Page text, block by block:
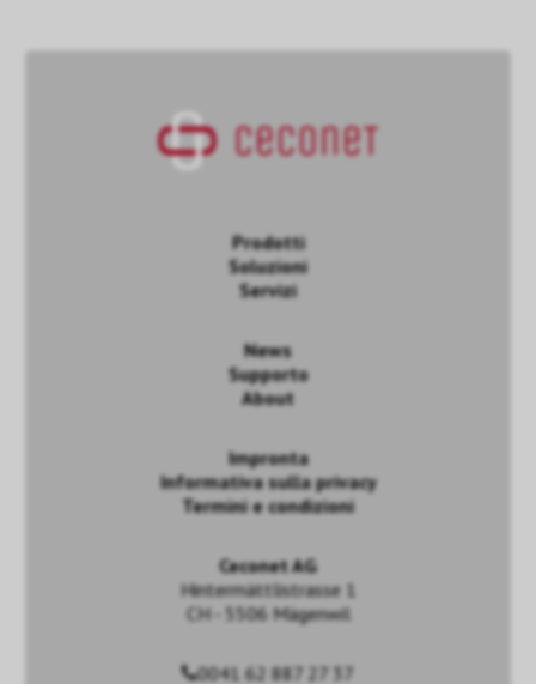
Prodotti
Soluzioni
Servizi
News
Supporto
About
Impronta
Informativa sulla privacy
Termini e condizioni
Ceconet AG
Hintermättlistrasse 1
CH - 5506 Mägenwil
0041 62 887 27 37